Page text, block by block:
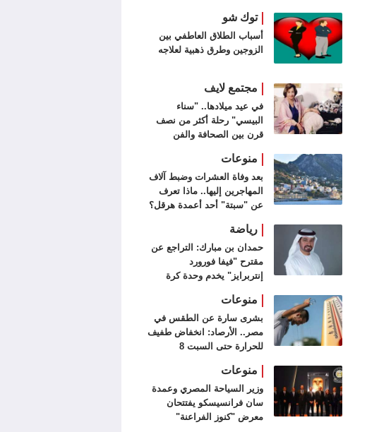
توك شو
أسباب الطلاق العاطفي بين
الزوجين وطرق ذهبية لعلاجه
مجتمع لايف
في عيد ميلادها.. "سناء
البيسي" رحلة أكثر من نصف
قرن بين الصحافة والفن
منوعات
بعد وفاة العشرات وضبط آلاف
المهاجرين إليها.. ماذا تعرف
عن "سبتة" أحد أعمدة هرقل؟
رياضة
حمدان بن مبارك: التراجع عن
مقترح "فيفا فورورد
إنتربرايز" يخدم وحدة كرة
منوعات
بشرى سارة عن الطقس في
مصر.. الأرصاد: انخفاض طفيف
للحرارة حتى السبت 8
منوعات
وزير السياحة المصري وعمدة
سان فرانسيسكو يفتتحان
معرض "كنوز الفراعنة"